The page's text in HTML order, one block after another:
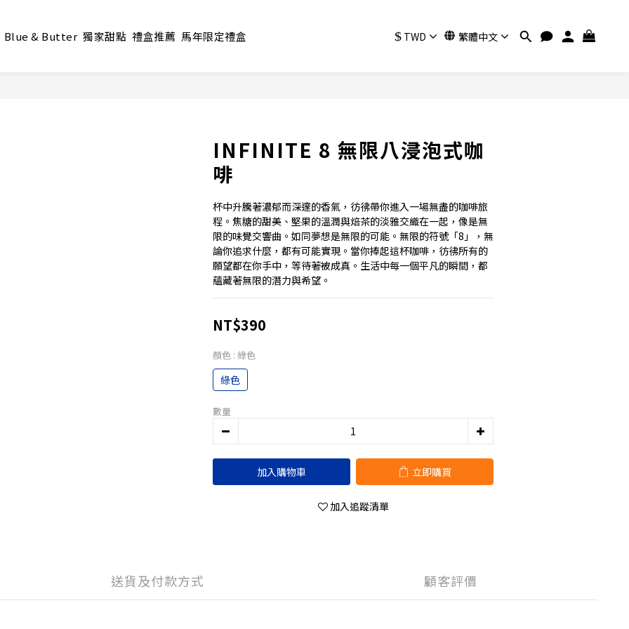
$ TWD 繁體中文
Blue & Butter 獨家甜點 禮盒推薦 馬年限定禮盒
INFINITE 8 無限八浸泡式咖
啡
杯中升騰著濃郁而深邃的香氣，彷彿帶你進入一場無盡的咖啡旅
程。焦糖的甜美、堅果的溫潤與焙茶的淡雅交織在一起，像是無
限的味覺交響曲。如同夢想是無限的可能。無限的符號「8」，無
論你追求什麼，都有可能實現。當你捧起這杯咖啡，彷彿所有的
願望都在你手中，等待著被成真。生活中每一個平凡的瞬間，都
蘊藏著無限的潛力與希望。
NT$390
顏色 : 綠色
綠色
數量
加入購物車 立即購買
加入追蹤清單
送貨及付款方式 顧客評價